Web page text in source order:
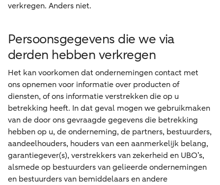
verkregen. Anders niet.
Persoonsgegevens die we via
derden hebben verkregen
Het kan voorkomen dat ondernemingen contact met
ons opnemen voor informatie over producten of
diensten, of ons informatie verstrekken die op u
betrekking heeft. In dat geval mogen we gebruikmaken
van de door ons gevraagde gegevens die betrekking
hebben op u, de onderneming, de partners, bestuurders,
aandeelhouders, houders van een aanmerkelijk belang,
garantiegever(s), verstrekkers van zekerheid en UBO’s,
alsmede op bestuurders van gelieerde ondernemingen
en bestuurders van bemiddelaars en andere